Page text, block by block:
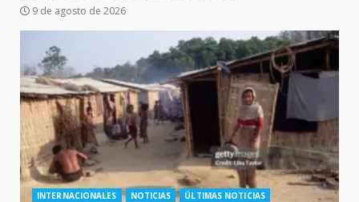
9 de agosto de 2026
INTERNACIONALES NOTICIAS ÚLTIMAS NOTICIAS